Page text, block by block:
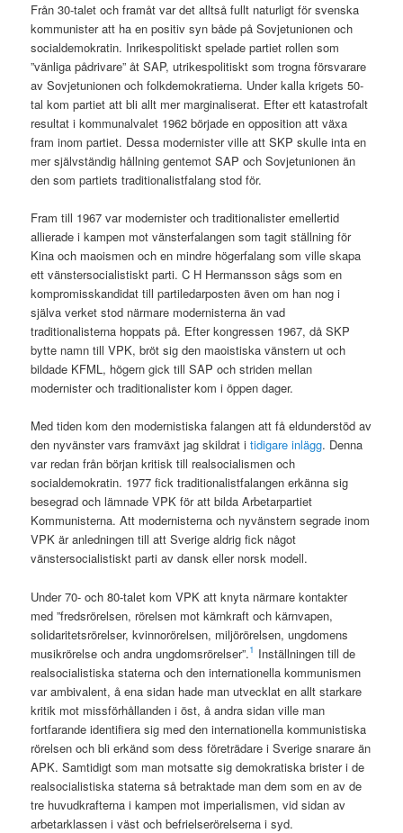
Från 30-talet och framåt var det alltså fullt naturligt för svenska
kommunister att ha en positiv syn både på Sovjetunionen och
socialdemokratin. Inrikespolitiskt spelade partiet rollen som
”vänliga pådrivare” åt SAP, utrikespolitiskt som trogna försvarare
av Sovjetunionen och folkdemokratierna. Under kalla krigets 50-
tal kom partiet att bli allt mer marginaliserat. Efter ett katastrofalt
resultat i kommunalvalet 1962 började en opposition att växa
fram inom partiet. Dessa modernister ville att SKP skulle inta en
mer självständig hållning gentemot SAP och Sovjetunionen än
den som partiets traditionalistfalang stod för.
Fram till 1967 var modernister och traditionalister emellertid
allierade i kampen mot vänsterfalangen som tagit ställning för
Kina och maoismen och en mindre högerfalang som ville skapa
ett vänstersocialistiskt parti. C H Hermansson sågs som en
kompromisskandidat till partiledarposten även om han nog i
själva verket stod närmare modernisterna än vad
traditionalisterna hoppats på. Efter kongressen 1967, då SKP
bytte namn till VPK, bröt sig den maoistiska vänstern ut och
bildade KFML, högern gick till SAP och striden mellan
modernister och traditionalister kom i öppen dager.
Med tiden kom den modernistiska falangen att få eldunderstöd av
den nyvänster vars framväxt jag skildrat itidigare inlägg. Denna
var redan från början kritisk till realsocialismen och
socialdemokratin. 1977 fick traditionalistfalangen erkänna sig
besegrad och lämnade VPK för att bilda Arbetarpartiet
Kommunisterna. Att modernisterna och nyvänstern segrade inom
VPK är anledningen till att Sverige aldrig fick något
vänstersocialistiskt parti av dansk eller norsk modell.
Under 70- och 80-talet kom VPK att knyta närmare kontakter
med ”fredsrörelsen, rörelsen mot kärnkraft och kärnvapen,
solidaritetsrörelser, kvinnorörelsen, miljörörelsen, ungdomens
musikrörelse och andra ungdomsrörelser”.1 Inställningen till de
realsocialistiska staterna och den internationella kommunismen
var ambivalent, å ena sidan hade man utvecklat en allt starkare
kritik mot missförhållanden i öst, å andra sidan ville man
fortfarande identifiera sig med den internationella kommunistiska
rörelsen och bli erkänd som dess företrädare i Sverige snarare än
APK. Samtidigt som man motsatte sig demokratiska brister i de
realsocialistiska staterna så betraktade man dem som en av de
tre huvudkrafterna i kampen mot imperialismen, vid sidan av
arbetarklassen i väst och befrielserörelserna i syd.